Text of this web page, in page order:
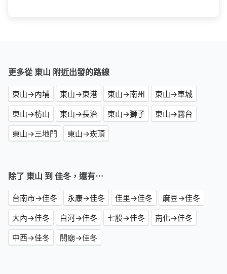
更多從 東山 附近出發的路線
東山→內埔 東山→東港 東山→南州
東山→車城
東山→枋山
東山→長治 東山→獅子
東山→霧台
東山→三地門
東山→崁頂
除了 東山 到 佳冬，還有⋯
台南市→佳冬 永康→佳冬 佳里→佳冬
麻豆→佳冬
大內→佳冬
白河→佳冬 七股→佳冬
南化→佳冬
中西→佳冬
關廟→佳冬